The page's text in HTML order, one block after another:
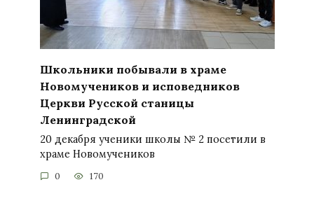
Школьники побывали в храме
Новомучеников и исповедников
Церкви Русской станицы
Ленинградской
20 декабря ученики школы № 2 посетили в
храме Новомучеников
0 170